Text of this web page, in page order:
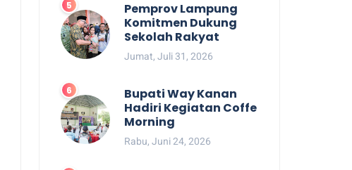
Pemprov Lampung
Komitmen Dukung
Sekolah Rakyat
Jumat, Juli 31, 2026
Bupati Way Kanan
Hadiri Kegiatan Coffe
Morning
Rabu, Juni 24, 2026